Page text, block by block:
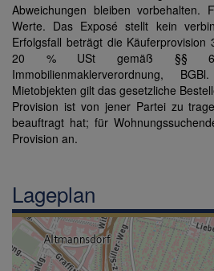
Abweichungen bleiben vorbehalten.
Werte. Das Exposé stellt kein
Erfolgsfall beträgt die Käuferprovision
20 % USt gemäß §§
Immobilienmaklerverordnung,
Mietobjekten gilt das gesetzliche
Provision ist von jener Partei zu
beauftragt hat; für
Provision an.
Lageplan